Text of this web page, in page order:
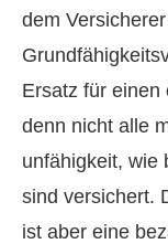
dem
Ersatz für einen
denn nicht alle
unfähig­keit, wie
sind versichert.
ist aber eine